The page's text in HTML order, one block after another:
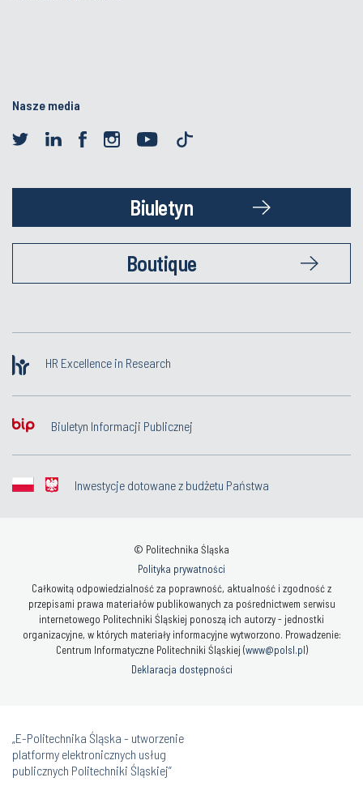
Nasze media
Biuletyn
Boutique
HR Excellence in Research
Biuletyn Informacji Publicznej
Inwestycje dotowane z budżetu Państwa
© Politechnika Śląska
Polityka prywatności
Całkowitą odpowiedzialność za poprawność, aktualność i zgodność z
przepisami prawa materiałów publikowanych za pośrednictwem serwisu
internetowego Politechniki Śląskiej ponoszą ich autorzy - jednostki
organizacyjne, w których materiały informacyjne wytworzono. Prowadzenie:
Centrum Informatyczne Politechniki Śląskiej (www@polsl.pl)
Deklaracja dostępności
„E-Politechnika Śląska - utworzenie
platformy elektronicznych usług
publicznych Politechniki Śląskiej”